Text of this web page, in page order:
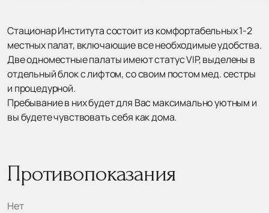
Стационар Института состоит из комфортабельных 1-2
местных палат, включающие все необходимые удобства.
Две одноместные палаты имеют статус VIP, выделены в
отдельный блок с лифтом, со своим постом мед. сестры
и процедурной.
Пребывание в них будет для Вас максимально уютным и
вы будете чувствовать себя как дома.
Противопоказания
Нет